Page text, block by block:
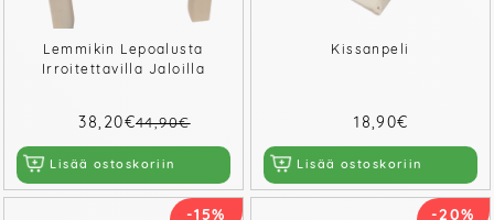
Lemmikin Lepoalusta
Irroitettavilla Jaloilla
38,20€44,90€
Lisää ostoskoriin
Kissanpeli
18,90€
Lisää ostoskoriin
-15% -20%